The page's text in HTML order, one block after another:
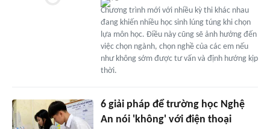
Chương trình mới với nhiều kỳ thi khác nhau
đang khiến nhiều học sinh lúng túng khi chọn
lựa môn học. Điều này cũng sẽ ảnh hưởng đến
việc chọn ngành, chọn nghề của các em nếu
như không sớm được tư vấn và định hướng kịp
thời.
6 giải pháp để trường học Nghệ
An nói 'không' với điện thoại